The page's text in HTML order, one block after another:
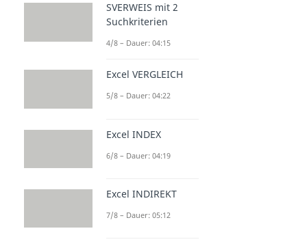
SVERWEIS mit 2
Suchkriterien
4/8 – Dauer: 04:15
Excel VERGLEICH
5/8 – Dauer: 04:22
Excel INDEX
6/8 – Dauer: 04:19
Excel INDIREKT
7/8 – Dauer: 05:12